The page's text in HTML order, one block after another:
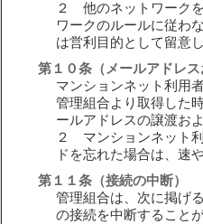
２ 他のネットワーク
ワークのルールに従わ
は営利目的として留意
第１０条（メールアドレ
マンションネット利用
管理組合より取得した
ールアドレスの譲渡お
２ マンションネット
ドを忘れた場合は、速
第１１条（接続の中断）
管理組合は、次に掲げ
の接続を中断すること